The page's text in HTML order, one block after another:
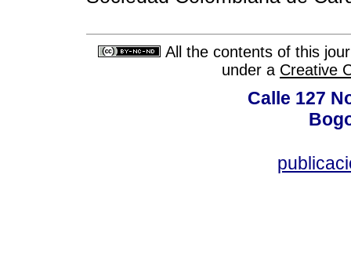
All the contents of this
under a Creative
Calle 127